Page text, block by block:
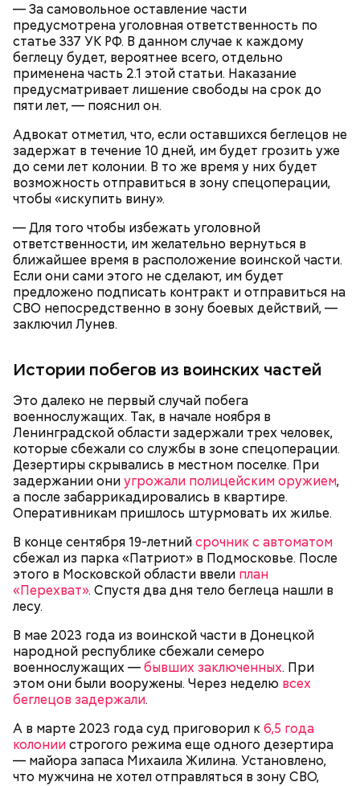
— За самовольное оставление части
предусмотрена уголовная ответственность по
статье 337 УК РФ. В данном случае к каждому
беглецу будет, вероятнее всего, отдельно
применена часть 2.1 этой статьи. Наказание
предусматривает лишение свободы на срок до
пяти лет, — пояснил он.
Адвокат отметил, что, если оставшихся беглецов не
задержат в течение 10 дней, им будет грозить уже
до семи лет колонии. В то же время у них будет
возможность отправиться в зону спецоперации,
чтобы «искупить вину».
— Для того чтобы избежать уголовной
ответственности, им желательно вернуться в
ближайшее время в расположение воинской части.
Если они сами этого не сделают, им будет
предложено подписать контракт и отправиться на
СВО непосредственно в зону боевых действий, —
заключил Лунев.
Истории побегов из воинских частей
Это далеко не первый случай побега
военнослужащих. Так, в начале ноября в
Ленинградской области задержали трех человек,
которые сбежали со службы в зоне спецоперации.
Дезертиры скрывались в местном поселке. При
задержании ониугрожали полицейским оружием,
а после забаррикадировались в квартире.
Оперативникам пришлось штурмовать их жилье.
В конце сентября 19-летнийсрочник с автоматом
сбежал из парка «Патриот» в Подмосковье. После
этого в Московской области ввели план
«Перехват». Спустя два дня тело беглеца нашли в
лесу.
В мае 2023 года из воинской части в Донецкой
народной республике сбежали семеро
военнослужащих —бывших заключенных. При
этом они были вооружены. Через неделю всех
беглецов задержали.
А в марте 2023 года суд приговорил к6,5 года
колониистрогого режима еще одного дезертира
— майора запаса Михаила Жилина. Установлено,
что мужчина не хотел отправляться в зону СВО,
Кто еще был жертвой Миссюры
Первой жертвой Миссюры была его девушка.
Именно на ней молодой человек впервые испытал
химикаты, купленные в интернет-магазине. 13
января 2024 года он подсыпал дихлорэтан в
выписки из больницы узнала, что Миссюра
Следующим подопытным стал друг детства
Миссюры Константин. 3 февраля того же года,
когда молодые люди ехали вместе в машине,
подозреваемый угостил приятеля морсом с
больнице.
Как идет расследование
Вскоре в качестве главного подозреваемого в
убийстве спортсмена арестовали его 18-летнего
знакомого Надырхана Кадирханова. На допросе он
признал вину и показал следователям, как именно
совершил преступление и где спрятал оружие, из
Между убийцей и жертвой был давний конфликт.
Кадирханов якобы однажды оскорбил отца
Мутаева. Еще бойцу не нравилось, что оппонент
ухаживает за сестрой его близкого друга.
Общественник Шамиль Хадулаев писал в своем
Telegram-канале, что в конце 2023 года Мутаев
назначил Кадирханову встречу, пришел на нее
Пострадавший тогда не стал обращаться в
полицию, но подтвердил эту информацию на
допросе.